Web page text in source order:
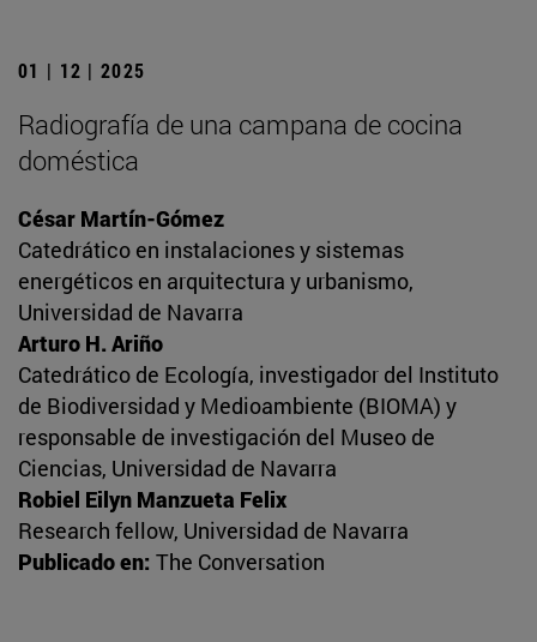
01 | 12 | 2025
Radiografía de una campana de cocina
doméstica
César Martín-Gómez
Catedrático en instalaciones y sistemas
energéticos en arquitectura y urbanismo,
Universidad de Navarra
Arturo H. Ariño
Catedrático de Ecología, investigador del Instituto
de Biodiversidad y Medioambiente (BIOMA) y
responsable de investigación del Museo de
Ciencias, Universidad de Navarra
Robiel Eilyn Manzueta Felix
Research fellow, Universidad de Navarra
Publicado en: The Conversation